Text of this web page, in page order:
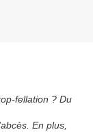
fellation ? Du
En plus,